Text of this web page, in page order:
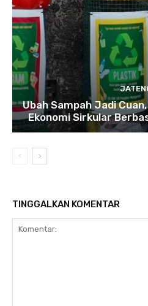
Ubah Sampah Jadi
Ekonomi Sirkular
TINGGALKAN KOMENTAR